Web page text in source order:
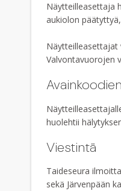
Näytteilleasettaja
aukiolon
Näytteilleasettajat
Valvontavuorojen
huolehtii
Viestintä
Taideseura
sekä Järvenpään